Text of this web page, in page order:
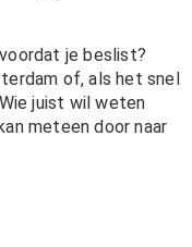
je beslist?
of, als het snel
juist wil weten
meteen door naar